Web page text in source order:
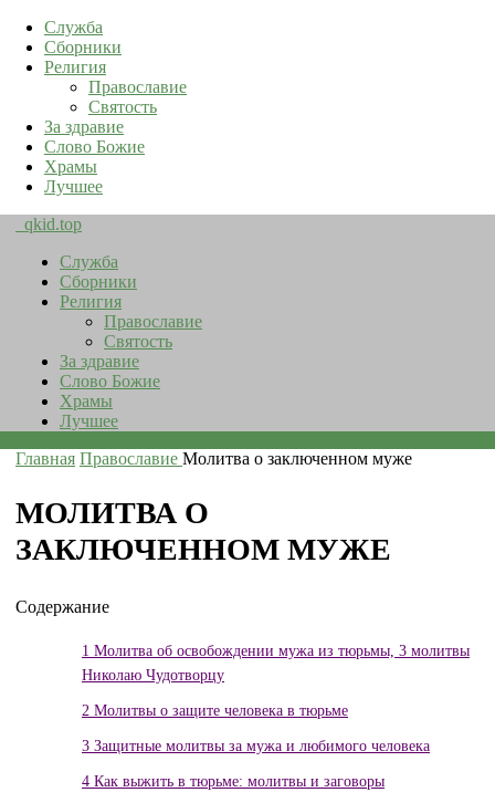
Служба
Сборники
Религия
Православие
Святость
За здравие
Слово Божие
Храмы
Лучшее
qkid.top
Служба
Сборники
Религия
Православие
Святость
За здравие
Слово Божие
Храмы
Лучшее
Главная Православие Молитва о заключенном муже
МОЛИТВА О
ЗАКЛЮЧЕННОМ МУЖЕ
Содержание
1 Молитва об освобождении мужа из тюрьмы, 3 молитвы
Николаю Чудотворцу
2 Молитвы о защите человека в тюрьме
3 Защитные молитвы за мужа и любимого человека
4 Как выжить в тюрьме: молитвы и заговоры